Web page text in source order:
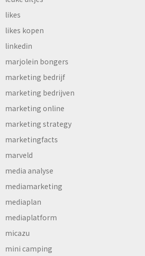
likes
likes kopen
linkedin
marjolein bongers
marketing bedrijf
marketing bedrijven
marketing online
marketing strategy
marketingfacts
marveld
media analyse
mediamarketing
mediaplan
mediaplatform
micazu
mini camping